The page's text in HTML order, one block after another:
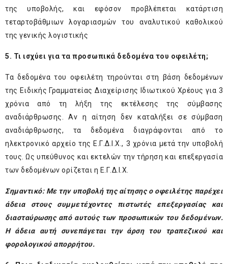
της υποβολής, και εφόσον προβλέπεται κατάρτιση
τεταρτοβάθμιων λογαριασμών του αναλυτικού καθολικού
της γενικής λογιστικής
5. Τι ισχύει για τα προσωπικά δεδομένα του οφειλέτη;
Τα δεδομένα του οφειλέτη τηρούνται στη βάση δεδομένων
της Ειδικής Γραμματείας Διαχείρισης Ιδιωτικού Χρέους για 3
χρόνια από τη λήξη της εκτέλεσης της σύμβασης
αναδιάρθρωσης. Αν η αίτηση δεν καταλήξει σε σύμβαση
αναδιάρθρωσης, τα δεδομένα διαγράφονται από το
ηλεκτρονικό αρχείο της Ε.Γ.Δ.Ι.Χ., 3 χρόνια μετά την υποβολή
τους. Ως υπεύθυνος και εκτελών την τήρηση και επεξεργασία
των δεδομένων ορίζεται η Ε.Γ.Δ.Ι.Χ.
Σημαντικό: Με την υποβολή της αίτησης ο οφειλέτης παρέχει
άδεια στους συμμετέχοντες πιστωτές επεξεργασίας και
διασταύρωσης από αυτούς των προσωπικών του δεδομένων.
Η άδεια αυτή συνεπάγεται την άρση του τραπεζικού και
φορολογικού απορρήτου.